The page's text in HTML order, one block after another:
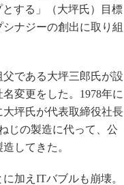
する」（大坪氏）目標
ナジーの創出に取り組
である大坪三郎氏が設
変更をした。1978年に
坪氏が代表取締役社長
じの製造に代って、公
してきた。
加えITバブルも崩壊。